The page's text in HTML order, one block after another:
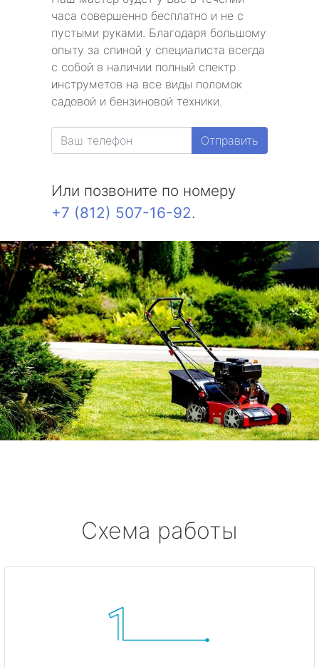
часа совершенно бесплатно и не с
пустыми руками. Благодаря большому
опыту за спиной у специалиста всегда
с собой в наличии полный спектр
инструметов на все виды поломок
садовой и бензиновой техники.
Отправить
Или позвоните по номеру
+7 (812) 507-16-92.
Схема работы